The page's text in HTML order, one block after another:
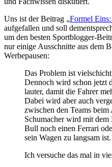
Uns ist der Beitrag „Formel
aufgefallen und soll
um den besten Sportblogger-
nur einige Ausschnitte aus dem
Werbepausen:
Das Problem ist
Dennoch wird schon jetzt
lauter, damit die Fahrer
Dabei wird aber auch
zwischen den Teams
Schumacher wird mit dem
Bull noch einen Ferrari
sein Wagen zu langsam ist.
Ich versuche das mal in